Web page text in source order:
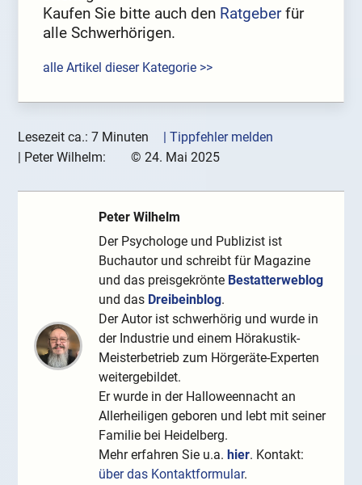
Kaufen Sie bitte auch den Ratgeberfür
alle Schwerhörigen.
alle Artikel dieser Kategorie >>
Lesezeit ca.: 7 Minuten
| Tippfehler melden
| Peter Wilhelm: © 24. Mai 2025
Peter Wilhelm
Der Psychologe und Publizist ist
Buchautor und schreibt für Magazine
und das preisgekrönte Bestatterweblog
und das Dreibeinblog.
Der Autor ist schwerhörig und wurde in
der Industrie und einem Hörakustik-
Meisterbetrieb zum Hörgeräte-Experten
weitergebildet.
Er wurde in der Halloweennacht an
Allerheiligen geboren und lebt mit seiner
Familie bei Heidelberg.
Mehr erfahren Sie u.a.hier. Kontakt:
über das Kontaktformular.